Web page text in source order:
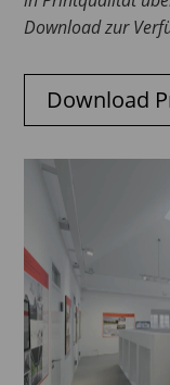
Download zur
Download